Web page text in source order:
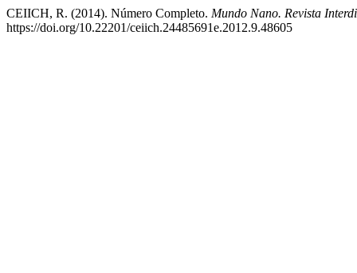
CEIICH, R. (2014). Número Completo. Mundo Nano. Revista
https://doi.org/10.22201/ceiich.24485691e.2012.9.48605